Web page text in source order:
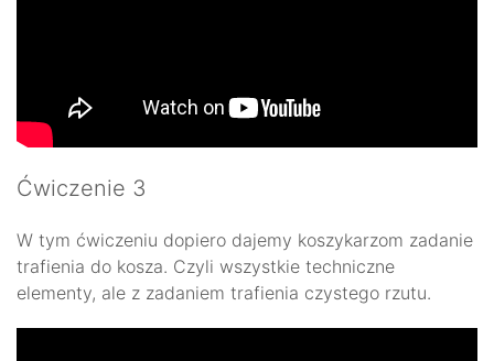
Ćwiczenie 3
W tym ćwiczeniu dopiero dajemy koszykarzom zadanie
trafienia do kosza. Czyli wszystkie techniczne
elementy, ale z zadaniem trafienia czystego rzutu.